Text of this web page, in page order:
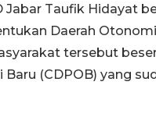
Jabar Taufik Hidayat
Daerah
tersebut
(CDPOB) yang